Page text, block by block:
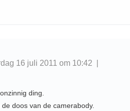
16 juli 2011 om 10:42 |
ding.
doos van de camerabody.